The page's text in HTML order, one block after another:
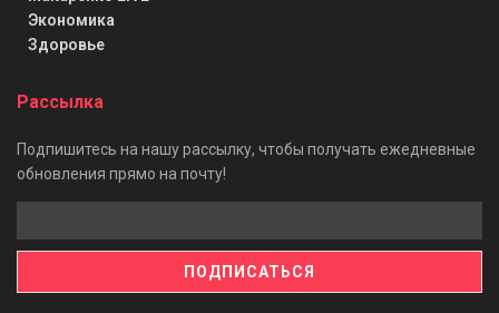
Экономика
Здоровье
Рассылка
Подпишитесь на нашу рассылку, чтобы получать ежедневные
обновления прямо на почту!